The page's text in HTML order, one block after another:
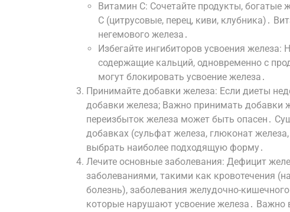
Витамин C: Сочетайте продукты,
C (цитрусовые, перец, киви, клубника)․
негемового железа․
Избегайте ингибиторов усвоения
содержащие кальций, одновременно с
могут блокировать усвоение железа․
Принимайте добавки железа: Если диеты
добавки железа; Важно принимать добавки
переизбыток железа может быть опасен․
добавках (сульфат железа, глюконат
выбрать наиболее подходящую форму․
Лечите основные заболевания: Дефицит
заболеваниями, такими как кровотечения
болезнь), заболевания желудочно-
которые нарушают усвоение железа․ Важно